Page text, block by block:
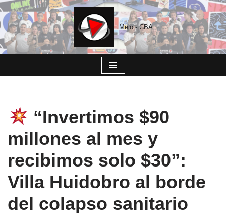
Saltar
al
contenido
Melo - CBA
“Invertimos $90
millones al mes y
recibimos solo $30”:
Villa Huidobro al borde
del colapso sanitario